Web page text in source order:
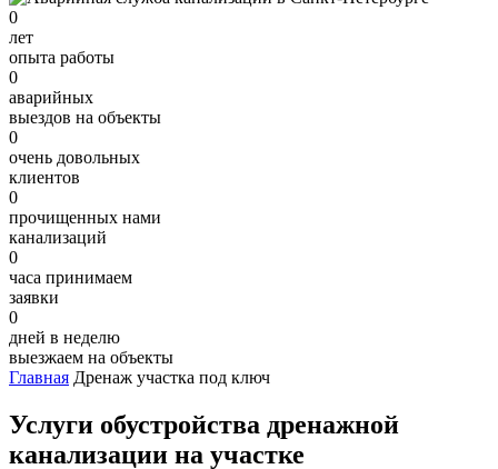
0
лет
опыта работы
0
аварийных
выездов на объекты
0
очень довольных
клиентов
0
прочищенных нами
канализаций
0
часа принимаем
заявки
0
дней в неделю
выезжаем на объекты
Главная Дренаж участка под ключ
Услуги обустройства дренажной
канализации на участке